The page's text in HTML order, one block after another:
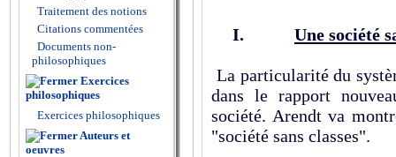
Traitement des notions
Citations commentées
Documents non-
philosophiques
Exercices
philosophiques
Exercices philosophiques
Auteurs et
oeuvres
I. Une société
La particularité du
dans le rapport
société. Arendt va
"société sans classes".